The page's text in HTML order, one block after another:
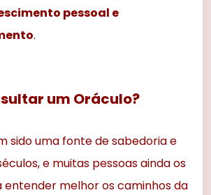
pessoal e
.
um Oráculo?
sido uma fonte de sabedoria e
e muitas pessoas ainda os
melhor os caminhos da